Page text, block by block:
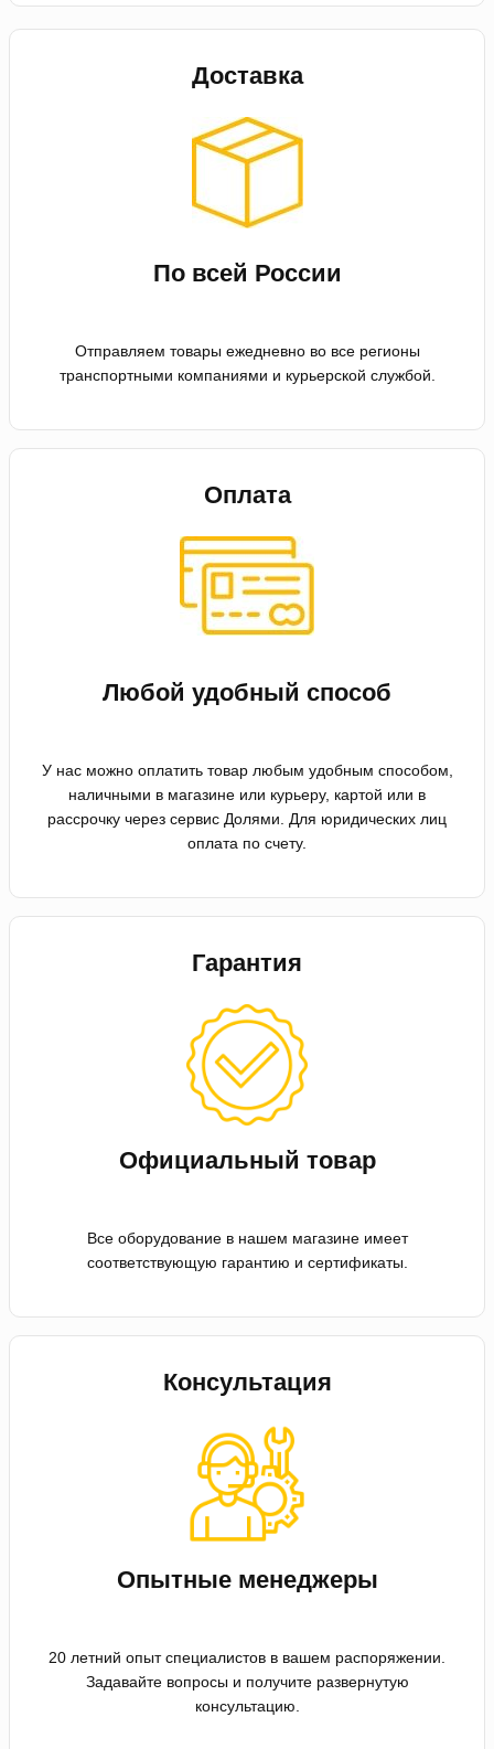
Доставка
По всей России
Отправляем товары ежедневно во все регионы
транспортными компаниями и курьерской службой.
Оплата
Любой удобный способ
У нас можно оплатить товар любым удобным способом,
наличными в магазине или курьеру, картой или в
рассрочку через сервис Долями. Для юридических лиц
оплата по счету.
Гарантия
Официальный товар
Все оборудование в нашем магазине имеет
соответствующую гарантию и сертификаты.
Консультация
Опытные менеджеры
20 летний опыт специалистов в вашем распоряжении.
Задавайте вопросы и получите развернутую
консультацию.